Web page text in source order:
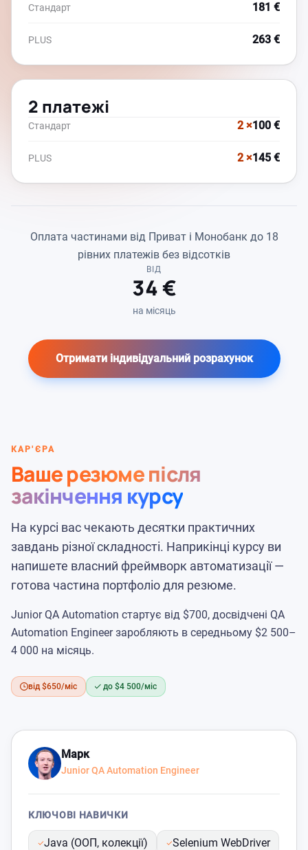
Стандарт 181 €
PLUS 263 €
2 платежі
Стандарт 2 ×100 €
PLUS 2 ×145 €
Оплата частинами від Приват і Монобанк до 18
рівних платежів без відсотків
ВІД
34 €
на місяць
Отримати індивідуальний розрахунок
КАР'ЄРА
Ваше резюме після
закінчення курсу
На курсі вас чекають десятки практичних
завдань різної складності. Наприкінці курсу ви
напишете власний фреймворк автоматизації —
готова частина портфоліо для резюме.
Junior QA Automation стартує від $700, досвідчені QA
Automation Engineer заробляють в середньому $2 500–
4 000 на місяць.
від $650/міс до $4 500/міс
Марк
Junior QA Automation Engineer
КЛЮЧОВІ НАВИЧКИ
Java (ООП, колекції)
Selenium WebDriver